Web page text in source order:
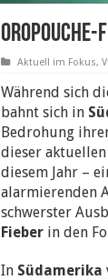
Oropouche-
Aktuell im Fokus,
Während sich
bahnt sich in
Bedrohung
dieser aktuellen
diesem Jahr –
alarmierenden
schwerster
Fieber in den
In Südamerika